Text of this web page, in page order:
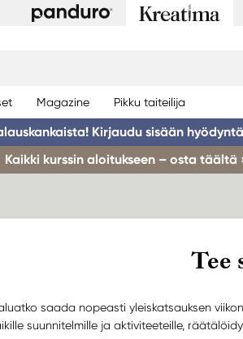
Magazine Pikku taiteilija
Kirjaudu sisään
Kaikki kurssin aloitukseen – osta täältä
Tee
saada nopeasti yleiskatsauksen
suunnitelmille ja aktiviteeteille,